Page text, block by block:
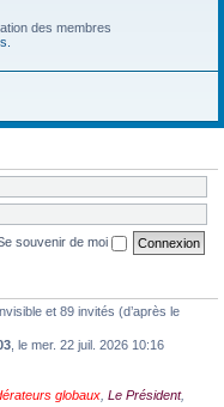
des membres
souvenir de moi
et 89 invités (d’après le
, le mer. 22 juil. 2026 10:16
globaux Le Président,